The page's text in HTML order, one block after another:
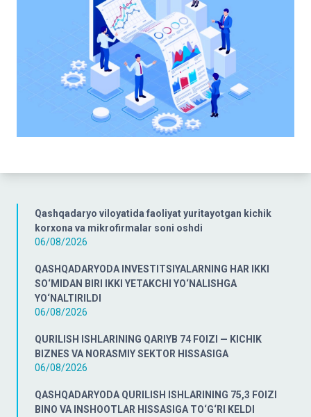
Qashqadaryo viloyatida faoliyat yuritayotgan kichik
korxona va mikrofirmalar soni oshdi
06/08/2026
QASHQADARYODA INVESTITSIYALARNING HAR IKKI
SO‘MIDAN BIRI IKKI YETAKCHI YO‘NALISHGA
YO‘NALTIRILDI
06/08/2026
QURILISH ISHLARINING QARIYB 74 FOIZI — KICHIK
BIZNES VA NORASMIY SEKTOR HISSASIGA
06/08/2026
QASHQADARYODA QURILISH ISHLARINING 75,3 FOIZI
BINO VA INSHOOTLAR HISSASIGA TO‘G‘RI KELDI